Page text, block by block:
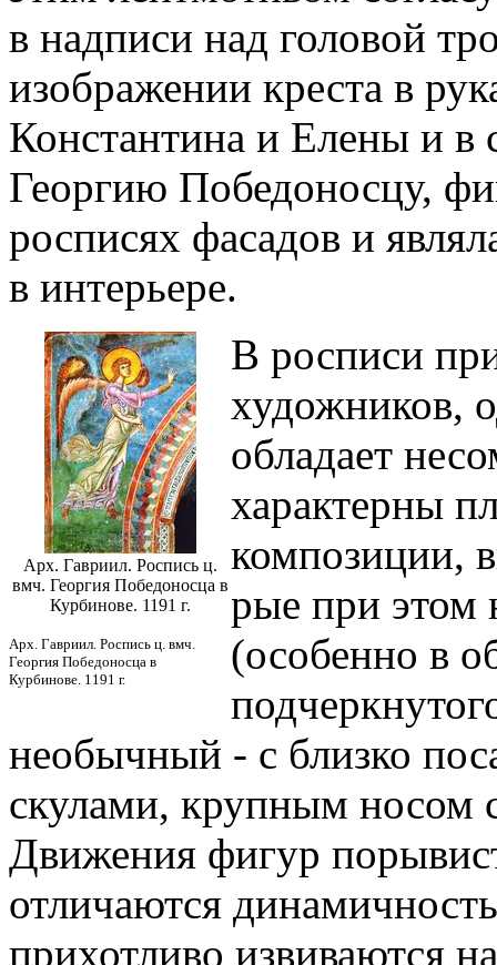
в надписи над головой
изображении креста в
Константина и Елены и
Георгию Победоносцу,
росписях фасадов и
в интерьере.
Арх. Гавриил. Роспись ц.
вмч. Георгия Победоносца в
Курбинове. 1191 г.
Арх. Гавриил. Роспись ц. вмч.
Георгия Победоносца в
Курбинове. 1191 г.
В росписи
художников,
обладает
характерны
композиции,
рые при этом
(особенно в
необычный - с близко
скулами, крупным носом
Движения фигур
отличаются
прихотливо извиваются